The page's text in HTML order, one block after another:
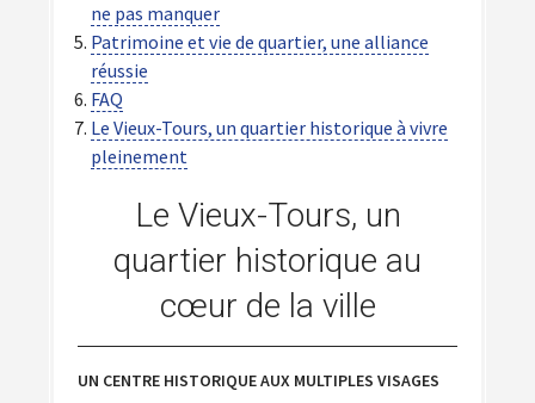
ne pas manquer
Patrimoine et vie de quartier, une alliance
réussie
FAQ
Le Vieux-Tours, un quartier historique à vivre
pleinement
Le Vieux-Tours, un
quartier historique au
cœur de la ville
UN CENTRE HISTORIQUE AUX MULTIPLES VISAGES